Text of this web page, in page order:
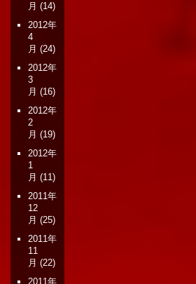
月 (14)
2012年
4
月 (24)
2012年
3
月 (16)
2012年
2
月 (19)
2012年
1
月 (11)
2011年
12
月 (25)
2011年
11
月 (22)
2011年